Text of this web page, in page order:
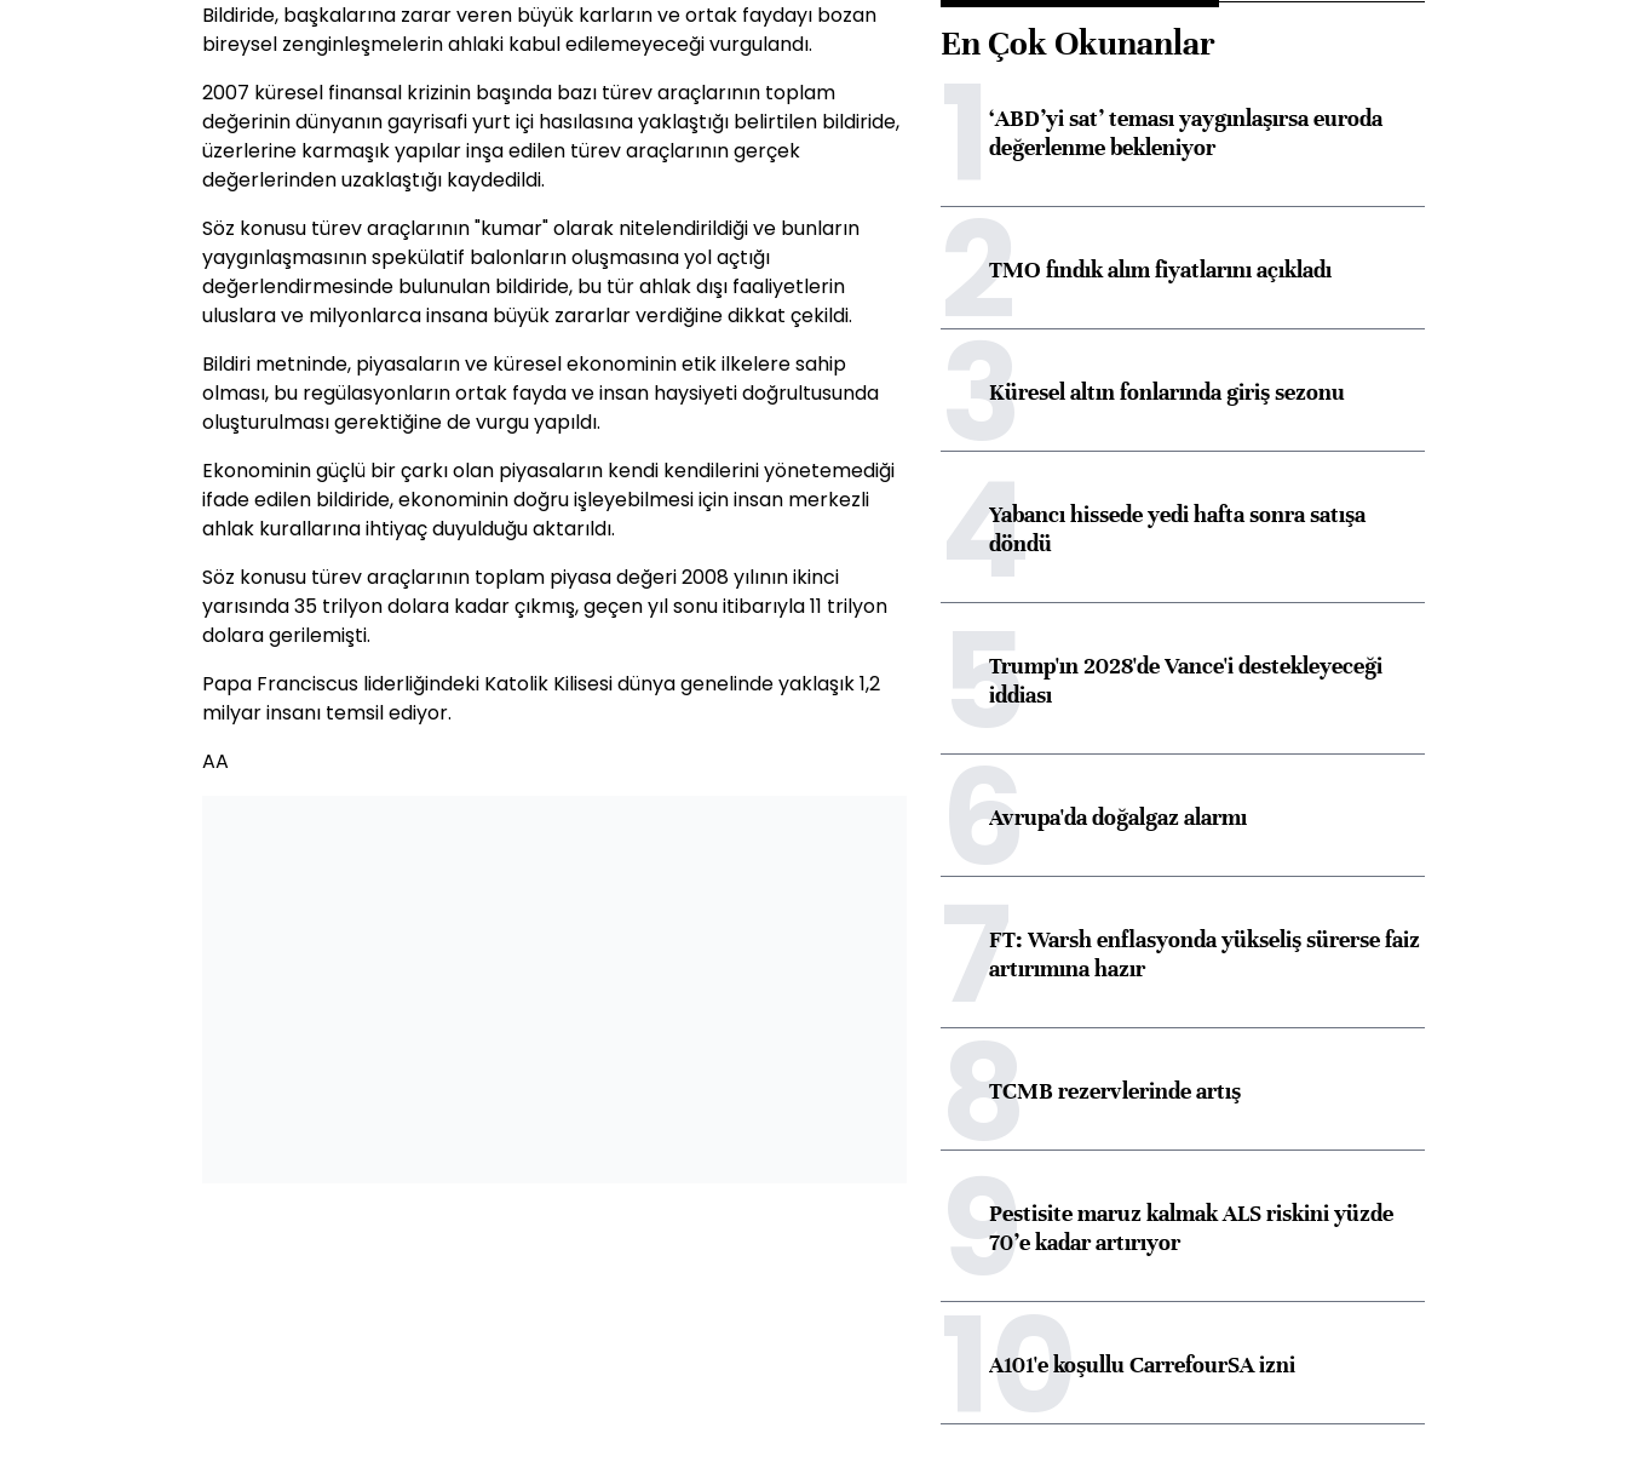
Bildiride, başkalarına zarar veren büyük karların ve ortak faydayı bozan
bireysel zenginleşmelerin ahlaki kabul edilemeyeceği vurgulandı.
2007 küresel finansal krizinin başında bazı türev araçlarının toplam
değerinin dünyanın gayrisafi yurt içi hasılasına yaklaştığı belirtilen bildiride,
üzerlerine karmaşık yapılar inşa edilen türev araçlarının gerçek
değerlerinden uzaklaştığı kaydedildi.
Söz konusu türev araçlarının "kumar" olarak nitelendirildiği ve bunların
yaygınlaşmasının spekülatif balonların oluşmasına yol açtığı
değerlendirmesinde bulunulan bildiride, bu tür ahlak dışı faaliyetlerin
uluslara ve milyonlarca insana büyük zararlar verdiğine dikkat çekildi.
Bildiri metninde, piyasaların ve küresel ekonominin etik ilkelere sahip
olması, bu regülasyonların ortak fayda ve insan haysiyeti doğrultusunda
oluşturulması gerektiğine de vurgu yapıldı.
Ekonominin güçlü bir çarkı olan piyasaların kendi kendilerini yönetemediği
ifade edilen bildiride, ekonominin doğru işleyebilmesi için insan merkezli
ahlak kurallarına ihtiyaç duyulduğu aktarıldı.
Söz konusu türev araçlarının toplam piyasa değeri 2008 yılının ikinci
yarısında 35 trilyon dolara kadar çıkmış, geçen yıl sonu itibarıyla 11 trilyon
dolara gerilemişti.
Papa Franciscus liderliğindeki Katolik Kilisesi dünya genelinde yaklaşık 1,2
milyar insanı temsil ediyor.
AA
En Çok Okunanlar
1‘ABD’yi sat’ teması yaygınlaşırsa euroda
değerlenme bekleniyor
2TMO fındık alım fiyatlarını açıkladı
3Küresel altın fonlarında giriş sezonu
4Yabancı hissede yedi hafta sonra satışa
döndü
5Trump'ın 2028'de Vance'i destekleyeceği
iddiası
6Avrupa'da doğalgaz alarmı
7FT: Warsh enflasyonda yükseliş sürerse faiz
artırımına hazır
8TCMB rezervlerinde artış
9Pestisite maruz kalmak ALS riskini yüzde
70’e kadar artırıyor
10
A101'e koşullu CarrefourSA izni